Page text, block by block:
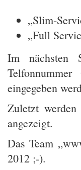
„Slim-
„Full
Im nächsten
eingegeben
Zuletzt
angezeigt.
Das Team
2012 ;-).